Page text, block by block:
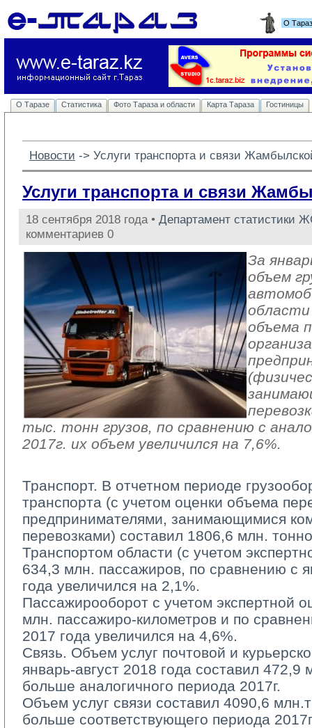
О
О Таразе Статистика Фото Тараза и области Карта Тараза Гостиницы
Новости -> Услуги транспорта и связи
Услуги транспорта и связи
18 сентября 2018 года • Департамент статистики
комментариев 0
За
объем
объема
тыс. тонн грузов, по сравнению с
2017г. их объем увеличился на 7,6%.
Транспорт. В отчетном периоде
транспорта (с учетом оценки объема
предпринимателями, занимающимися
перевозками) cоставил 1806,6 млн.
Транспортом области (с учетом
634,3 млн. пассажиров, по сравнению с
года увеличился на 2,1%.
Пассажирооборот с учетом экспертной
млн. пассажиро-километров и по
2017 года увеличился на 4,6%.
Связь. Объем услуг почтовой и
январь-август 2018 года составил 472,9
больше аналогичного периода 2017г.
Объем услуг связи составил 4090,6
больше соответствующего периода